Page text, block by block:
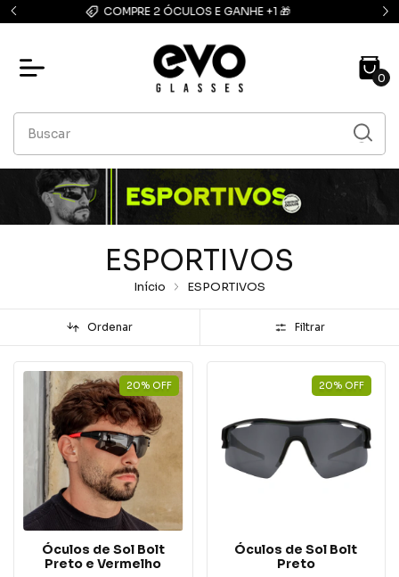
FRETE GRÁTIS: compras acima de R$139,90
0
ESPORTIVOS
Início ESPORTIVOS
Ordenar Filtrar
20% OFF
Óculos de Sol Bolt
Preto e Vermelho
20% OFF
Óculos de Sol Bolt
Preto